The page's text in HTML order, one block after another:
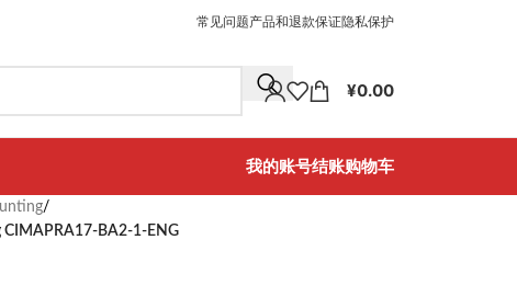
常见问题产品和退款保证隐私保护
¥0.00
我的账号结账购物车
/
CIMAPRA17-BA2-1-ENG